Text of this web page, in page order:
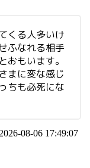
くる人多いけ
ふなれる相手
おもいます。
まに変な感じ
ちも必死にな
2026-08-06 17:49:07